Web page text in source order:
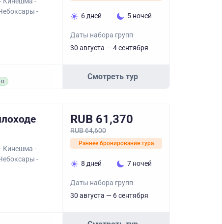
-
6 дней 5 ночей
Даты набора групп
30 августа — 4 сентября
Смотреть тур
Кинешма -
-
RUB 61,370
RUB 64,600
Раннее бронирование тура
8 дней 7 ночей
Даты набора групп
30 августа — 6 сентября